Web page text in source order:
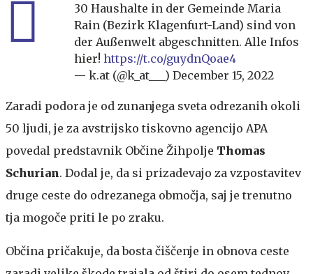
30 Haushalte in der Gemeinde Maria
Rain (Bezirk Klagenfurt-Land) sind von
der Außenwelt abgeschnitten. Alle Infos
hier! https://t.co/guydnQoae4
— k.at (@k_at___) December 15, 2022
Zaradi podora je od zunanjega sveta odrezanih okoli
50 ljudi, je za avstrijsko tiskovno agencijo APA
povedal predstavnik Občine Žihpolje Thomas
Schurian. Dodal je, da si prizadevajo za vzpostavitev
druge ceste do odrezanega območja, saj je trenutno
tja mogoče priti le po zraku.
Občina pričakuje, da bosta čiščenje in obnova ceste